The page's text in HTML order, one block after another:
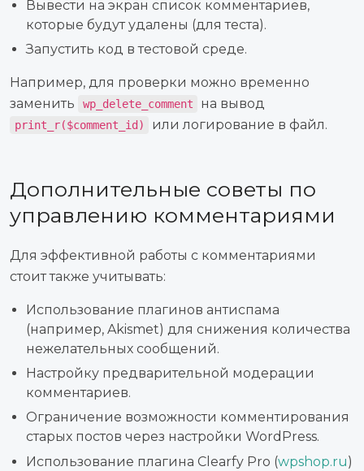
Вывести на экран список комментариев,
которые будут удалены (для теста).
Запустить код в тестовой среде.
Например, для проверки можно временно
заменить
wp_delete_comment на вывод
print_r($comment_id) или логирование в файл.
Дополнительные советы по
управлению комментариями
Для эффективной работы с комментариями
стоит также учитывать:
Использование плагинов антиспама
(например, Akismet) для снижения количества
нежелательных сообщений.
Настройку предварительной модерации
комментариев.
Ограничение возможности комментирования
старых постов через настройки WordPress.
Использование плагина Clearfy Pro (wpshop.ru)